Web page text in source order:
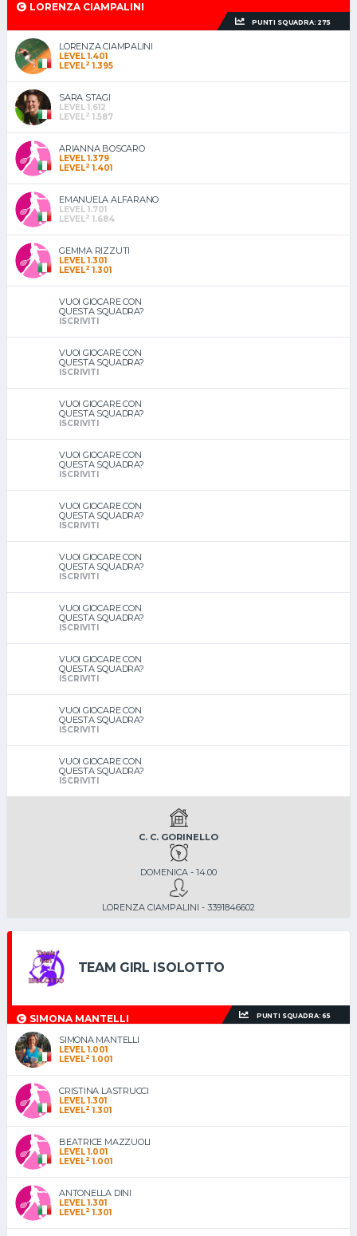
LORENZA CIAMPALINI
PUNTI SQUADRA: 275
LORENZA CIAMPALINI
LEVEL 1.401
LEVEL2 1.395
SARA STAGI
LEVEL 1.612
LEVEL2 1.587
ARIANNA BOSCARO
LEVEL 1.379
LEVEL2 1.401
EMANUELA ALFARANO
LEVEL 1.701
LEVEL2 1.684
GEMMA RIZZUTI
LEVEL 1.301
LEVEL2 1.301
VUOI GIOCARE CON
QUESTA SQUADRA?
ISCRIVITI
VUOI GIOCARE CON
QUESTA SQUADRA?
ISCRIVITI
VUOI GIOCARE CON
QUESTA SQUADRA?
ISCRIVITI
VUOI GIOCARE CON
QUESTA SQUADRA?
ISCRIVITI
VUOI GIOCARE CON
QUESTA SQUADRA?
ISCRIVITI
VUOI GIOCARE CON
QUESTA SQUADRA?
ISCRIVITI
VUOI GIOCARE CON
QUESTA SQUADRA?
ISCRIVITI
VUOI GIOCARE CON
QUESTA SQUADRA?
ISCRIVITI
VUOI GIOCARE CON
QUESTA SQUADRA?
ISCRIVITI
VUOI GIOCARE CON
QUESTA SQUADRA?
ISCRIVITI
C. C. GORINELLO
DOMENICA - 14.00
LORENZA CIAMPALINI - 3391846602
TEAM GIRL ISOLOTTO
SIMONA MANTELLI PUNTI SQUADRA: 65
SIMONA MANTELLI
LEVEL 1.001
LEVEL2 1.001
CRISTINA LASTRUCCI
LEVEL 1.301
LEVEL2 1.301
BEATRICE MAZZUOLI
LEVEL 1.001
LEVEL2 1.001
ANTONELLA DINI
LEVEL 1.301
LEVEL2 1.301